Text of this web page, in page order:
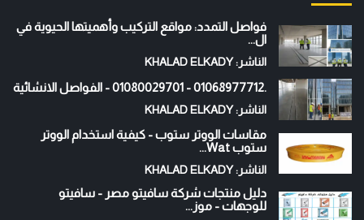
فواصل التمدد: مواقع التركيب وأهميتها الحيوية في
ال...
الناشر: KHALAD ELKADY
.01068977712 - 01080029701 - الفواصل الانشائية
الناشر: KHALAD ELKADY
مقاسات الووتر ستوب - كيفية استخدام الووتر
ستوب Wat...
الناشر: KHALAD ELKADY
دليل منتجات شركة سافيتو مصر - سافيتو
للوجهات - موز...